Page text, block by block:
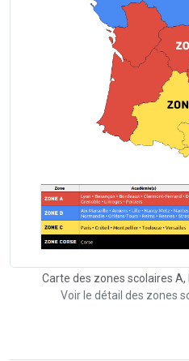
Carte des zones scolaires
Voir le détail des zones